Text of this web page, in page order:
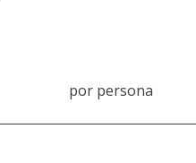
por persona